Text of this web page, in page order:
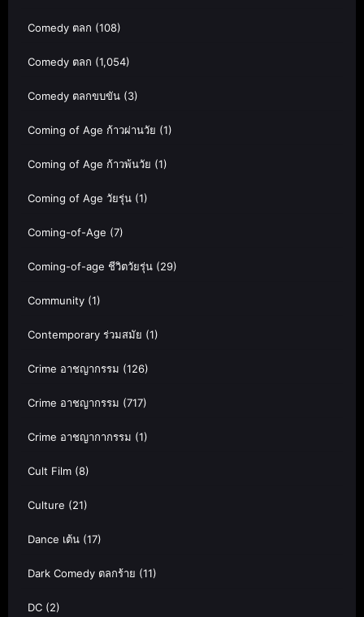
Comedy ตลก (108)
Comedy ตลก (1,054)
Comedy ตลกขบขัน (3)
Coming of Age ก้าวผ่านวัย (1)
Coming of Age ก้าวพ้นวัย (1)
Coming of Age วัยรุ่น (1)
Coming-of-Age (7)
Coming-of-age ชีวิตวัยรุ่น (29)
Community (1)
Contemporary ร่วมสมัย (1)
Crime อาชญากรรม (126)
Crime อาชญากรรม (717)
Crime อาชญากากรรม (1)
Cult Film (8)
Culture (21)
Dance เต้น (17)
Dark Comedy ตลกร้าย (11)
DC (2)